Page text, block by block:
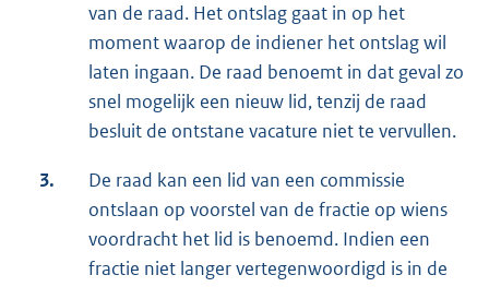
van de raad. Het ontslag gaat in op het
moment waarop de indiener het ontslag wil
laten ingaan. De raad benoemt in dat geval zo
snel mogelijk een nieuw lid, tenzij de raad
besluit de ontstane vacature niet te vervullen.
3.
De raad kan een lid van een commissie
ontslaan op voorstel van de fractie op wiens
voordracht het lid is benoemd. Indien een
fractie niet langer vertegenwoordigd is in de